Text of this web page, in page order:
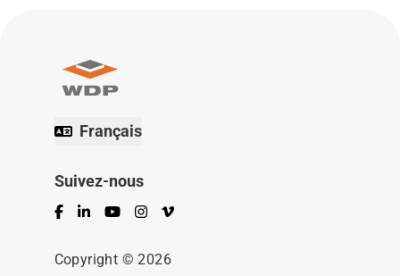
Français
Suivez-nous
Facebook
LinkedInYouTubeInstagram
Vimeo
Copyright © 2026